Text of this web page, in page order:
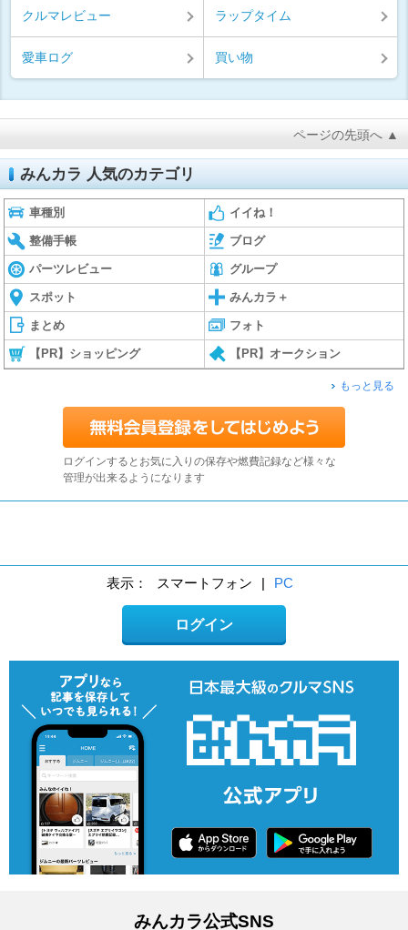
クルマレビュー ラップタイム
愛車ログ 買い物
ページの先頭へ ▲
みんカラ 人気のカテゴリ
車種別 イイね！
整備手帳 ブログ
パーツレビュー グループ
スポット みんカラ＋
まとめ フォト
【PR】ショッピング 【PR】オークション
もっと見る
ログインするとお気に入りの保存や燃費記録など様々な
管理が出来るようになります
表示： スマートフォン | PC
ログイン
みんカラ公式SNS